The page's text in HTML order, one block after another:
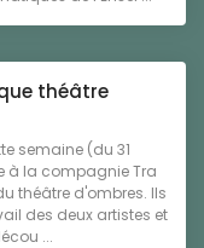
théâtre
semaine (du 31
à la compagnie Tra
théâtre d'ombres. Ils
des deux artistes et
...